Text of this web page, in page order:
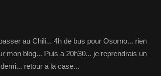
au Chili... 4h de bus pour Osorno... rien
mon blog... Puis a 20h30... je reprendrais un
retour a la case...